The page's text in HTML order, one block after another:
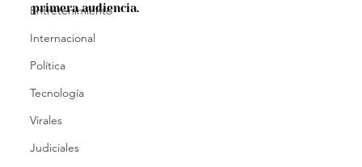
Entretenimiento
Internacional
Política
Tecnología
Virales
Judiciales
primera audiencia.